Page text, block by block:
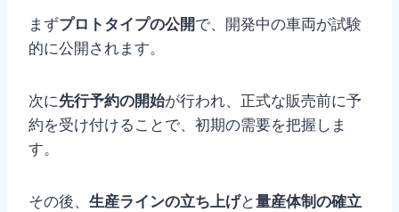
まずプロトタイプの公開で、開発中の車両が試験
的に公開されます。
次に先行予約の開始が行われ、正式な販売前に予
約を受け付けることで、初期の需要を把握しま
す。
その後、 生産ラインの立ち上げと量産体制の確立